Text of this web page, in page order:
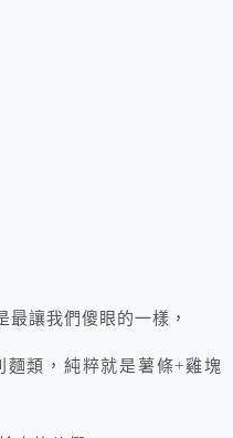
讓我們傻眼的一樣，
麵類，純粹就是薯條+雞塊